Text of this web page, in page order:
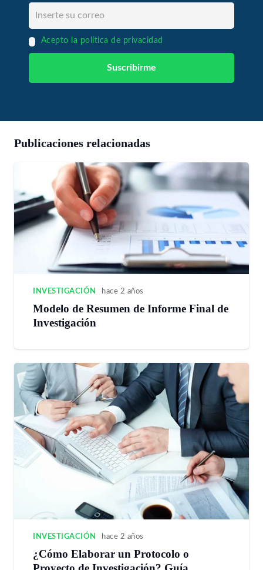
Acepto la política de privacidad
Publicaciones relacionadas
INVESTIGACIÓN hace 2 años
Modelo de Resumen de Informe Final de
Investigación
INVESTIGACIÓN hace 2 años
¿Cómo Elaborar un Protocolo o